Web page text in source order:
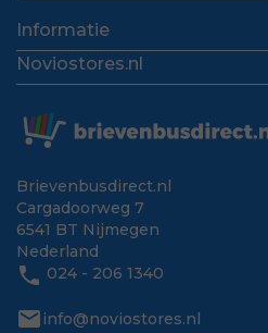
Informatie
Noviostores.nl
Brievenbusdirect.nl
Cargadoorweg 7
6541 BT Nijmegen
Nederland
phone 024 - 206 1340
mail info@noviostores.nl